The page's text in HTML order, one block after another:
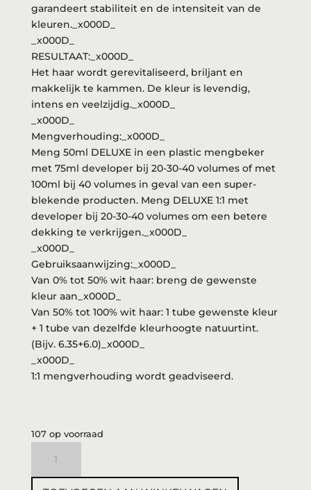
garandeert stabiliteit en de intensiteit van de
kleuren._x000D_
_x000D_
RESULTAAT:_x000D_
Het haar wordt gerevitaliseerd, briljant en
makkelijk te kammen. De kleur is levendig,
intens en veelzijdig._x000D_
_x000D_
Mengverhouding:_x000D_
Meng 50ml DELUXE in een plastic mengbeker
met 75ml developer bij 20-30-40 volumes of met
100ml bij 40 volumes in geval van een super-
blekende producten. Meng DELUXE 1:1 met
developer bij 20-30-40 volumes om een betere
dekking te verkrijgen._x000D_
_x000D_
Gebruiksaanwijzing:_x000D_
Van 0% tot 50% wit haar: breng de gewenste
kleur aan_x000D_
Van 50% tot 100% wit haar: 1 tube gewenste kleur
+ 1 tube van dezelfde kleurhoogte natuurtint.
(Bijv. 6.35+6.0)_x000D_
_x000D_
1:1 mengverhouding wordt geadviseerd.
107 op voorraad
7.1